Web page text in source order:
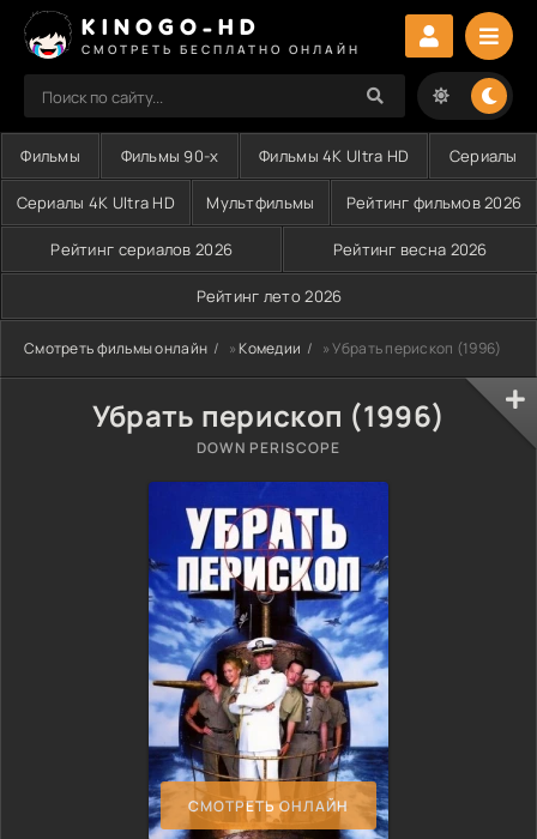
KINOGO-HD
СМОТРЕТЬ БЕСПЛАТНО ОНЛАЙН
Фильмы Фильмы 90-х Фильмы 4K Ultra HD Сериалы
Сериалы 4K Ultra HD Мультфильмы Рейтинг фильмов 2026
Рейтинг сериалов 2026 Рейтинг весна 2026
Рейтинг лето 2026
Смотреть фильмы онлайн »Комедии » Убрать перископ (1996)
Убрать перископ (1996)
DOWN PERISCOPE
СМОТРЕТЬ ОНЛАЙН